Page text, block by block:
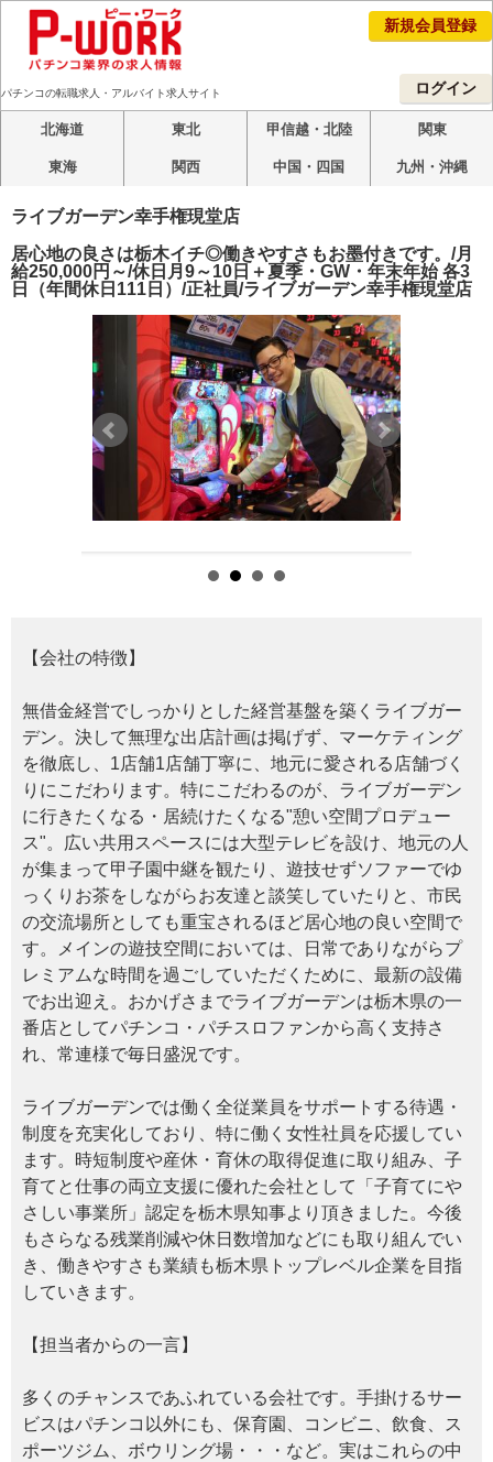
新規会員登録
ログイン
パチンコの転職求人・アルバイト求人サイト
北海道 東北 甲信越・北陸 関東
東海 関西 中国・四国 九州・沖縄
ライブガーデン幸手権現堂店
居心地の良さは栃木イチ◎働きやすさもお墨付きです。/月
給250,000円～/休日月9～10日＋夏季・GW・年末年始 各3
日（年間休日111日）/正社員/ライブガーデン幸手権現堂店
【会社の特徴】
無借金経営でしっかりとした経営基盤を築くライブガー
デン。決して無理な出店計画は掲げず、マーケティング
を徹底し、1店舗1店舗丁寧に、地元に愛される店舗づく
りにこだわります。特にこだわるのが、ライブガーデン
に行きたくなる・居続けたくなる"憩い空間プロデュー
ス"。広い共用スペースには大型テレビを設け、地元の人
が集まって甲子園中継を観たり、遊技せずソファーでゆ
っくりお茶をしながらお友達と談笑していたりと、市民
の交流場所としても重宝されるほど居心地の良い空間で
す。メインの遊技空間においては、日常でありながらプ
レミアムな時間を過ごしていただくために、最新の設備
でお出迎え。おかげさまでライブガーデンは栃木県の一
番店としてパチンコ・パチスロファンから高く支持さ
れ、常連様で毎日盛況です。
ライブガーデンでは働く全従業員をサポートする待遇・
制度を充実化しており、特に働く女性社員を応援してい
ます。時短制度や産休・育休の取得促進に取り組み、子
育てと仕事の両立支援に優れた会社として「子育てにや
さしい事業所」認定を栃木県知事より頂きました。今後
もさらなる残業削減や休日数増加などにも取り組んでい
き、働きやすさも業績も栃木県トップレベル企業を目指
していきます。
【担当者からの一言】
多くのチャンスであふれている会社です。手掛けるサー
ビスはパチンコ以外にも、保育園、コンビニ、飲食、ス
ポーツジム、ボウリング場・・・など。実はこれらの中